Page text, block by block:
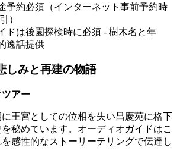
予約必須（インターネット事前予約時
）
ドは後園探検時に必須 - 樹木名と年
逸話提供
しみと再建の物語
アー
王宮としての位相を失い昌慶苑に格下
秘めています。オーディオガイドはこ
感性的なストーリーテリングで伝達し